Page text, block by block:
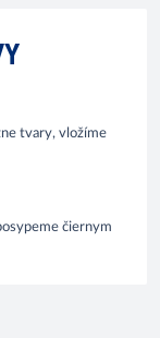
tvary, vložíme
čiernym